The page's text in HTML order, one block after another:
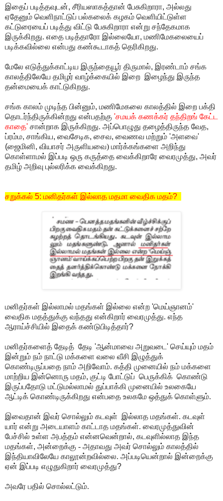
இதைப் படித்தவுடன், சீரியஸாகத்தான் பேசுகிறாரா, அல்லது
ஏதேனும் வெளிநாட்டுப் பல்கலைக் கழகம் வெளியிட்டுள்ள
கட்டுரையைப் படித்து விட்டு பேசுகிறாரா என்று சந்தேகமாக
இருக்கிறது. எதை படித்தாரோ இல்லையோ, மணிமேகலையைப்
படிக்கவில்லை என்பது கண்கூடாகத் தெரிகிறது.
மேலே எடுத்துக்காட்டிய இருந்தையூர் திருமால், இரண்டாம் சங்க
காலத்திலேயே தமிழர் வாழ்க்கையில் இறை இழைந்து இருந்த
தன்மையைக் காட்டுகிறது.
சங்க காலம் முடிந்த பின்னும், மணிமேகலை காலத்தில் இறை பக்தி
தொடர்ந்திருக்கின்றது என்பதற்கு 'சமயக் கணக்கர் தந்திறங் கேட்ட
காதை' சான்றாக இருக்கிறது. அப்பொழுது தழைத்திருந்த வேத,
ப்ரம்ம, சாங்கிய, வைசேடிக, சைவ, வைணவ மற்றும் 'அளவை'
(ஜைமினி, வியாசர் அருளியவை) மார்க்கங்களை அறிந்து
கொள்ளாமல் இப்படி ஒரு கருத்தை வைக்கிறாரே வைரமுத்து, அவர்
தமிழ் அறிவு புல்லரிக்க வைக்கிறது.
சறுக்கல் 5: மனிதர்கள் இல்லாத மதமா வைதிக மதம்?
மனிதர்கள் இல்லாமல் மதங்கள் இல்லை என்ற 'மெய்ஞானம்'
வைதிக மதத்துக்கு வந்தது என்கிறார் வைரமுத்து. எந்த
ஆராய்ச்சியில் இதைக் கண்டுபிடித்தார்?
மனிதர்களைத் தேடித் தேடி 'ஆன்மாவை அறுவடை ' செய்யும் மதம்
இன்றும் நம் நாட்டு மக்களை வலை வீசி இழுத்துக்
கொண்டிருப்பதை நாம் அறிவோம். கத்தி முனையில் நம் மக்களை
மாற்றிய இன்னொரு மதம், குட்டி போட்டுப் பெருக்கிக் கொண்டு
இருப்பதோடு மட்டுமல்லாமல் துப்பாக்கி முனையில் உலகையே
ஆட்டிக் கொண்டிருக்கிறது என்பதை உலகமே ஒத்துக் கொள்ளும்.
இவைதான் இவர் சொல்லும் கடவுள் இல்லாத மதங்கள். கடவுள்
யார் என்று அடையாளம் காட்டாத மதங்கள். வைரமுத்துவின்
பேச்சில் உள்ள அபத்தம் என்னவென்றால், கடவுளில்லாத இந்த
மதங்கள், அன்றைக்கு - அதாவது அவர் சொல்லும் காலத்தில்
இந்தியாவிலேயே காலூன்றவில்லை. அப்படியென்றால் இன்றைக்கு
ஏன் இப்படி எழுதுகிறார் வைரமுத்து?
அவரே பதில் சொல்லட்டும்.